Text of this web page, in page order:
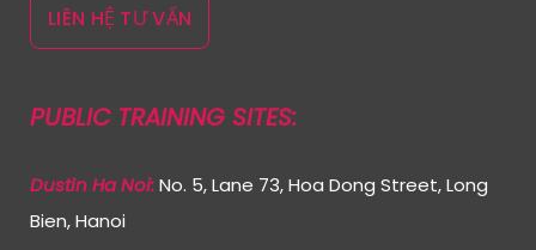
LIÊN HỆ TƯ VẤN
PUBLIC TRAINING SITES:
Dustin Ha Noi:No. 5, Lane 73, Hoa Dong Street, Long
Bien, Hanoi